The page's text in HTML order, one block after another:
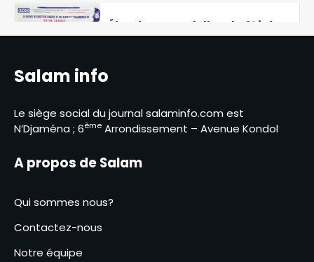
1
Élections partielles du 21 juin :
la CASCIDHO juge les scrutins
2
arrondissement de la ville de
N’Djaména investit dans la
formation des jeunes aux
3
Le groupe MPS salue le succès de la
mission sénatoriale en Libye et la
4
Salam info
Le siège social du journal salaminfo.com est
N’Djaména ; 6ème Arrondissement – Avenue Kondol
A propos de Salam
Qui sommes nous?
Contactez-nous
Notre équipe